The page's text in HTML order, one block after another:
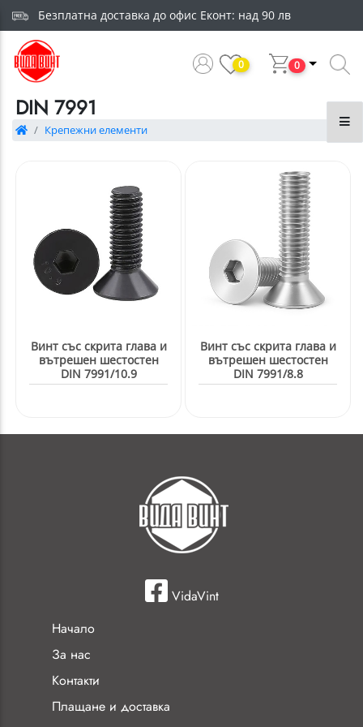
Безплатна доставка до офис Еконт: над 90 лв
0 0
DIN 7991
Крепежни елементи
Винт със скрита глава и
вътрешен шестостен
DIN 7991/10.9
Винт със скрита глава и
вътрешен шестостен
DIN 7991/8.8
VidaVint
Начало
За нас
Контакти
Плащане и доставка